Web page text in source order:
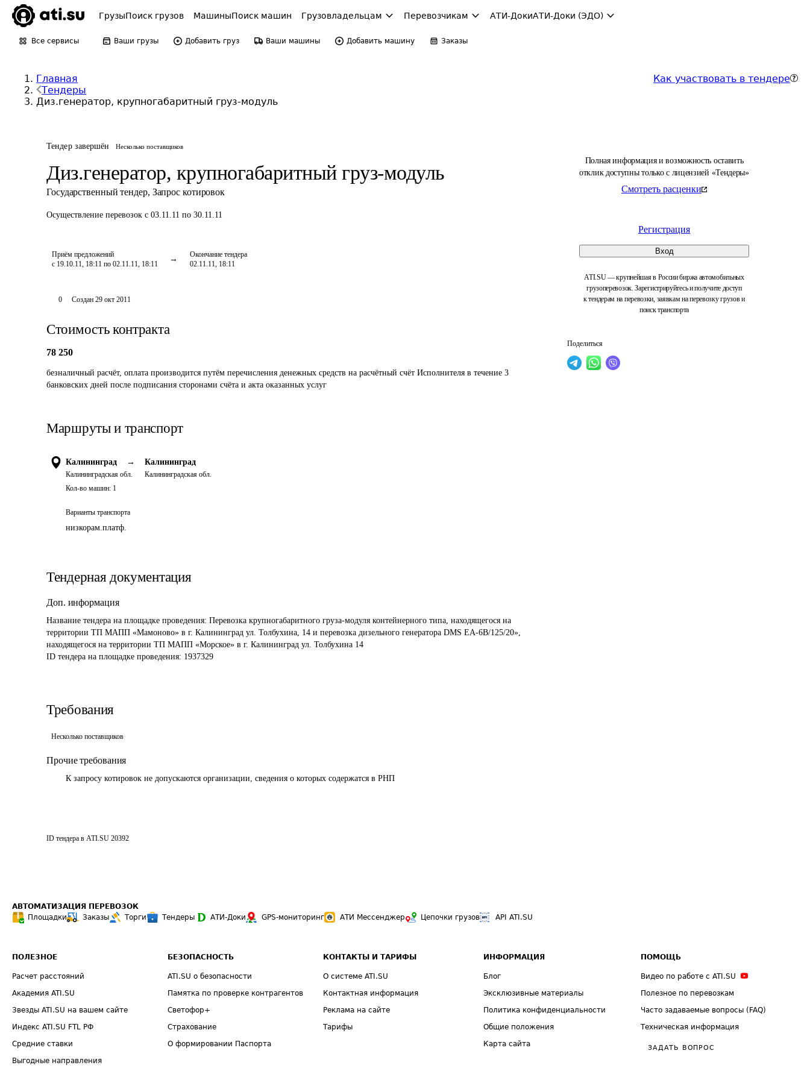
ГрузыПоиск грузов МашиныПоиск машин Грузовладельцам Перевозчикам АТИ-ДокиАТИ-Доки (ЭДО)
Все сервисы Ваши грузы Добавить груз Ваши машины Добавить машину Заказы
Главная
Тендеры
Диз.генератор, крупногабаритный груз-модуль
Как участвовать в тендере
Тендер завершён Несколько поставщиков
Диз.генератор, крупногабаритный груз-модуль
Государственный тендер, Запрос котировок
Осуществление перевозок с 03.11.11 по 30.11.11
Приём предложений
с 19.10.11, 18:11 по 02.11.11, 18:11
Окончание тендера
02.11.11, 18:11
Полная информация и возможность оставить
отклик доступны только с лицензией «Тендеры»
Смотреть расценки
Регистрация
Вход
ATI.SU — крупнейшая в России биржа автомобильных
грузоперевозок. Зарегистрируйтесь и получите доступ
к тендерам на перевозки, заявкам на перевозку грузов и
поиск транспорта
Поделиться
0 Создан 29 окт 2011
Стоимость контракта
78 250
безналичный расчёт, оплата производится путём перечисления денежных средств на расчётный счёт Исполнителя в течение 3
банковских дней после подписания сторонами счёта и акта оказанных услуг
Маршруты и транспорт
Калининград →
Калининградская обл.
Калининград
Калининградская обл.
Кол-во машин: 1
Варианты транспорта
низкорам.платф.
Тендерная документация
Доп. информация
Название тендера на площадке проведения: Перевозка крупногабаритного груза-модуля контейнерного типа, находящегося на
территории ТП МАПП «Мамоново» в г. Калининград ул. Толбухина, 14 и перевозка дизельного генератора DMS EA-6B/125/20»,
находящегося на территории ТП МАПП «Морское» в г. Калининград ул. Толбухина 14
ID тендера на площадке проведения: 1937329
Требования
Несколько поставщиков
Прочие требования
	К запросу котировок не допускаются организации, сведения о которых содержатся в РНП
ID тендера в ATI.SU 20392
АВТОМАТИЗАЦИЯ ПЕРЕВОЗОК
Площадки
Заказы Торги Тендеры АТИ-Доки GPS-мониторинг АТИ Мессенджер Цепочки грузов API ATI.SU
ПОЛЕЗНОЕ
Расчет расстояний
Академия ATI.SU
Звезды ATI.SU на вашем сайте
Индекс ATI.SU FTL РФ
Средние ставки
Выгодные направления
БЕЗОПАСНОСТЬ
ATI.SU о безопасности
Памятка по проверке контрагентов
Светофор+
Страхование
О формировании Паспорта
КОНТАКТЫ И ТАРИФЫ
О системе ATI.SU
Контактная информация
Реклама на сайте
Тарифы
ИНФОРМАЦИЯ
Блог
Эксклюзивные материалы
Политика конфиденциальности
Общие положения
Карта сайта
ПОМОЩЬ
Видео по работе с ATI.SU
Полезное по перевозкам
Часто задаваемые вопросы (FAQ)
Техническая информация
ЗАДАТЬ ВОПРОС